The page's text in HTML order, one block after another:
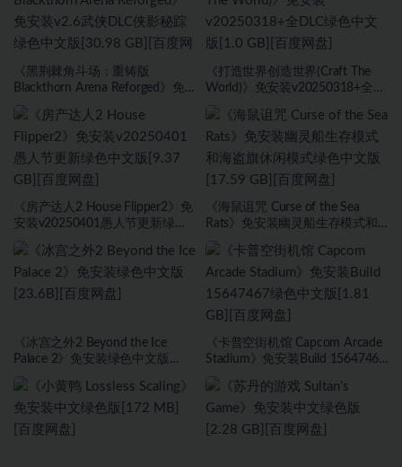
《黑荆棘角斗场：重铸版
Blackthorn Arena Reforged》免
文版[30.98 GB][百度网盘]
《打造世界创造世界(Craft The
World)》免安装v20250318+全
盘]
《房产达人2 House Flipper2》免
安装v20250401愚人节更新绿色
《海鼠诅咒 Curse of the Sea
Rats》免安装幽灵船生存模式和
GB][百度网盘]
《冰宫之外2 Beyond the Ice
Palace 2》免安装绿色中文版
《卡普空街机馆 Capcom Arcade
Stadium》免安装Build 15647467